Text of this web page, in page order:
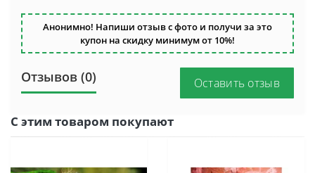
Анонимно! Напиши отзыв с фото и получи за это
купон на скидку минимум от 10%!
Отзывов (0) Оставить отзыв
С этим товаром покупают